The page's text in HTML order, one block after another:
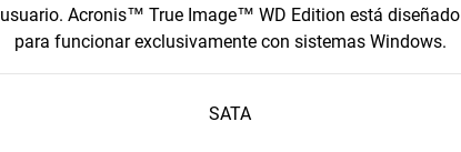
usuario. Acronis™ True Image™ WD Edition está diseñado
para funcionar exclusivamente con sistemas Windows.
SATA